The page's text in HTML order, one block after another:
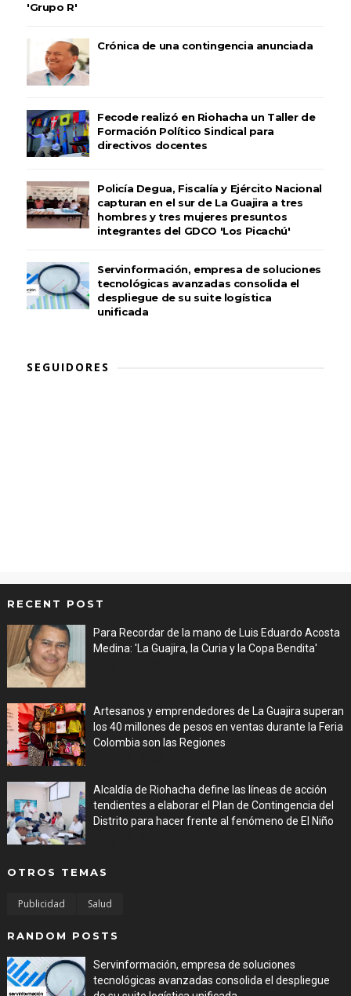
'Grupo R'
Crónica de una contingencia anunciada
Fecode realizó en Riohacha un Taller de
Formación Político Sindical para
directivos docentes
Policía Degua, Fiscalía y Ejército Nacional
capturan en el sur de La Guajira a tres
hombres y tres mujeres presuntos
integrantes del GDCO 'Los Picachú'
Servinformación, empresa de soluciones
tecnológicas avanzadas consolida el
despliegue de su suite logística
unificada
SEGUIDORES
RECENT POST
Para Recordar de la mano de Luis Eduardo Acosta
Medina: 'La Guajira, la Curia y la Copa Bendita'
Artesanos y emprendedores de La Guajira superan
los 40 millones de pesos en ventas durante la Feria
Colombia son las Regiones
Alcaldía de Riohacha define las líneas de acción
tendientes a elaborar el Plan de Contingencia del
Distrito para hacer frente al fenómeno de El Niño
OTROS TEMAS
Publicidad Salud
RANDOM POSTS
Servinformación, empresa de soluciones
tecnológicas avanzadas consolida el despliegue